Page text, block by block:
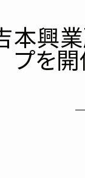
本興
プを